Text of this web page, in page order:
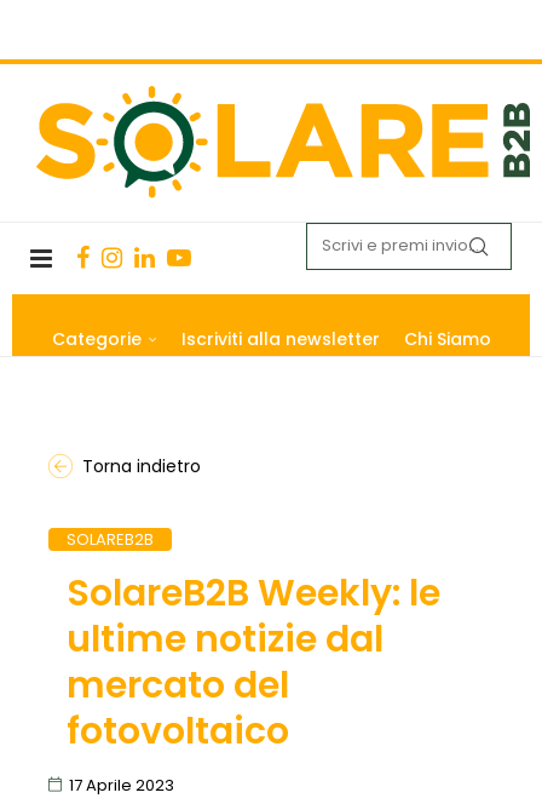
Categorie Iscriviti alla newsletter Chi Siamo
Torna indietro
SOLAREB2B
SolareB2B Weekly: le
ultime notizie dal
mercato del
fotovoltaico
17 Aprile 2023